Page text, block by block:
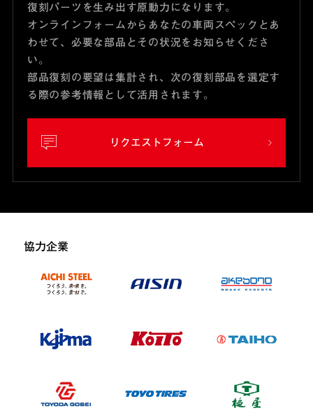
復刻パーツを生み出す原動力になります。
オンラインフォームからあなたの車両スペックとあ
わせて、必要な部品とその状況をお知らせくださ
い。
部品復刻の要望は集計され、次の復刻部品を選定す
る際の参考情報として活用されます。
リクエストフォーム
協力企業